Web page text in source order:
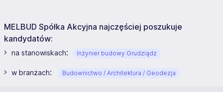
MELBUD Spółka Akcyjna najczęściej poszukuje
kandydatów:
na stanowiskach: Inżynier budowy Grudziądz
w branżach: Budownictwo / Architektura / Geodezja